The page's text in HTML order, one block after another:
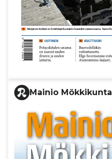
Mainio Mökkikunta